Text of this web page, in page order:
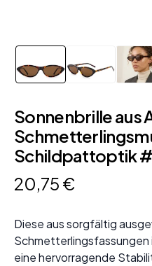
Sonnenbrille aus
Schildpattoptik
20,75 €
Diese aus sorgfältig
eine hervorragende